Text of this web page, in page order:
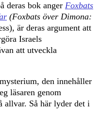
deras bok anger Foxbats
(Foxbats över Dimona:
är deras argument att
Israels
att utveckla
den innehåller
läsaren genom
allvar. Så här lyder det i